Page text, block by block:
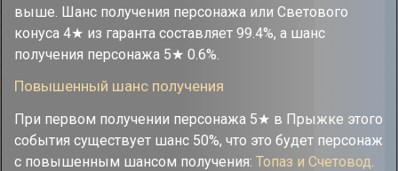
выше. Шанс получения персонажа или Светового
конуса 4★ из гаранта составляет 99.4%, а шанс
получения персонажа 5★ 0.6%.
Повышенный шанс получения
При первом получении персонажа 5★ в Прыжке этого
события существует шанс 50%, что это будет персонаж
с повышенным шансом получения: Топаз и Счетовод.